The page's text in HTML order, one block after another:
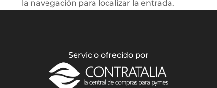
la navegación para localizar la entrada.
Servicio ofrecido por